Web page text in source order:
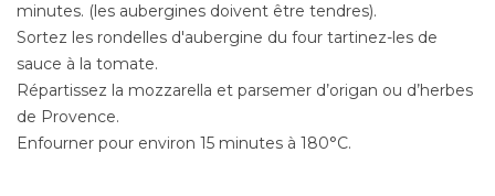
minutes. (les aubergines doivent être tendres).
Sortez les rondelles d'aubergine du four tartinez-les de
sauce à la tomate.
Répartissez la mozzarella et parsemer d’origan ou d’herbes
de Provence.
Enfourner pour environ 15 minutes à 180°C.